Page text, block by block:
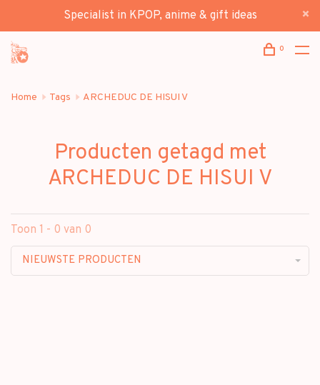
Specialist in KPOP, anime & gift ideas
0
Home Tags ARCHEDUC DE HISUI V
Producten getagd met
ARCHEDUC DE HISUI V
Toon 1 - 0 van 0
NIEUWSTE PRODUCTEN